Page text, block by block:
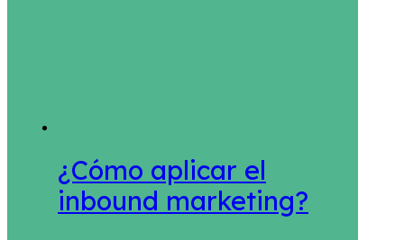
¿Cómo aplicar el
inbound marketing?